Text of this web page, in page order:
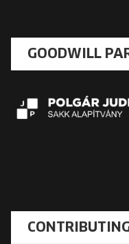
GOODWILL